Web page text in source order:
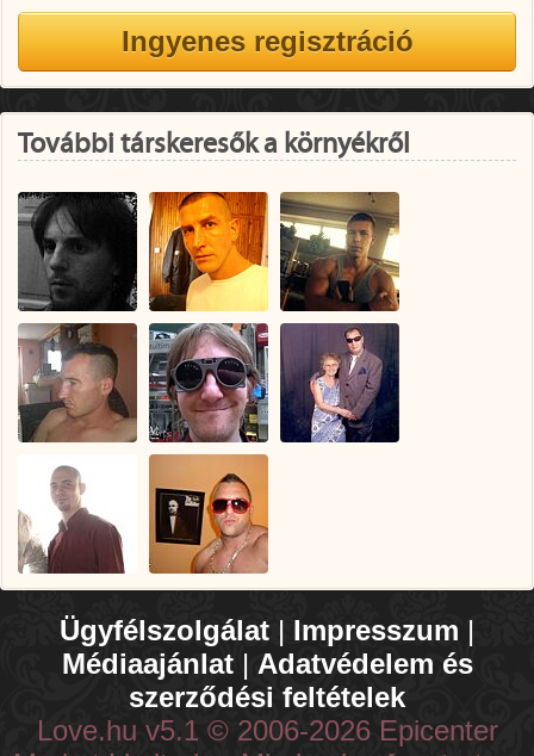
További társkeresők a környékről
Ügyfélszolgálat | Impresszum |
Médiaajánlat| Adatvédelem és
szerződési feltételek
Love.hu v5.1 © 2006-2026 Epicenter